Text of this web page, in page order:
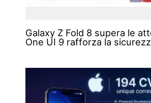
Galaxy Z Fold 8 supera le
One UI 9 rafforza la